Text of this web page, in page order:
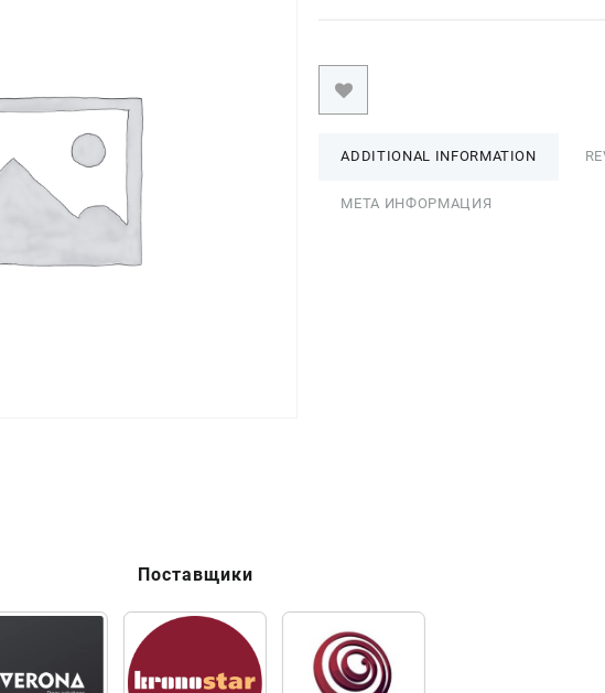
ADDITIONAL INFORMATION
МЕТА ИНФОРМАЦИЯ
Поставщики